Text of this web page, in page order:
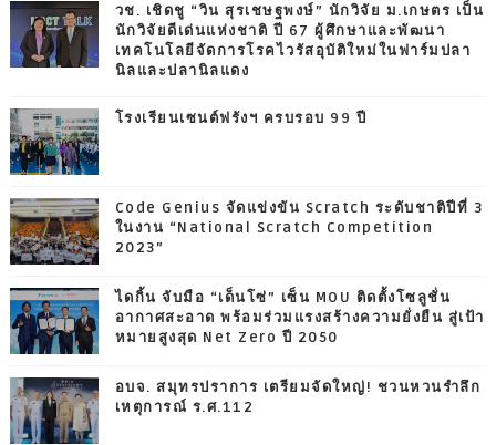
วช. เชิดชู “วิน สุรเชษฐพงษ์” นักวิจัย ม.เกษตร เป็น
นักวิจัยดีเด่นแห่งชาติ ปี 67 ผู้ศึกษาและพัฒนา
เทคโนโลยีจัดการโรคไวรัสอุบัติใหม่ในฟาร์มปลา
นิลและปลานิลแดง
โรงเรียนเซนต์ฟรังฯ ครบรอบ 99 ปี
Code Genius จัดแข่งขัน Scratch ระดับชาติปีที่ 3
ในงาน “National Scratch Competition
2023”
ไดกิ้น จับมือ “เด็นโซ่” เซ็น MOU ติดตั้งโซลูชั่น
อากาศสะอาด พร้อมร่วมแรงสร้างความยั่งยืน สู่เป้า
หมายสูงสุด Net Zero ปี 2050
อบจ. สมุทรปราการ เตรียมจัดใหญ่! ชวนหวนรำลึก
เหตุการณ์ ร.ศ.112